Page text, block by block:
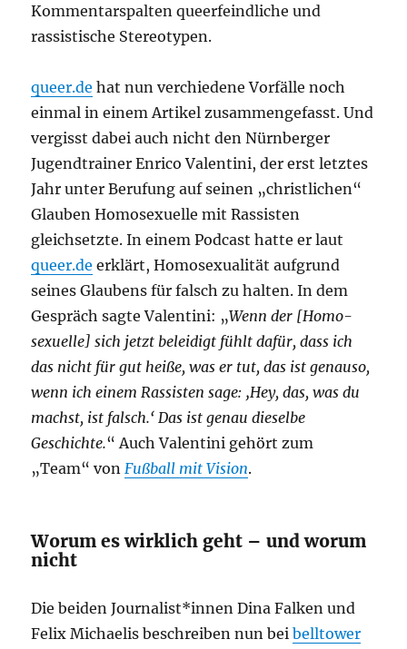
Kommentarspalten queerfeindliche und
rassistische Stereotypen.
queer.de hat nun verchiedene Vorfälle noch
einmal in einem Artikel zusammengefasst. Und
vergisst dabei auch nicht den Nürnberger
Jugendtrainer Enrico Valentini, der erst letztes
Jahr unter Berufung auf seinen „christlichen“
Glauben Homosexuelle mit Rassisten
gleichsetzte. In einem Podcast hatte er laut
queer.de erklärt, Homosexualität aufgrund
seines Glaubens für falsch zu halten. In dem
Gespräch sagte Valentini: „Wenn der [Homo­
sexuelle] sich jetzt beleidigt fühlt dafür, dass ich
das nicht für gut heiße, was er tut, das ist genauso,
wenn ich einem Rassisten sage: ‚Hey, das, was du
machst, ist falsch.‘ Das ist genau dieselbe
Geschichte.“ Auch Valentini gehört zum
„Team“ von Fußball mit Vision.
Worum es wirklich geht – und worum
nicht
Die beiden Journalist*innen Dina Falken und
Felix Michaelis beschreiben nun beibelltower